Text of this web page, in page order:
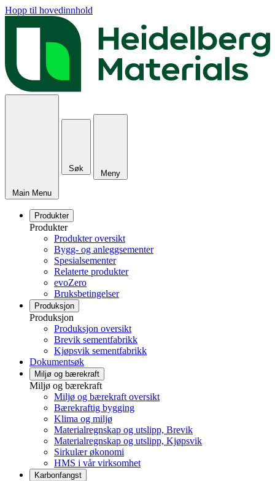
Hopp til hovedinnhold
Main Menu
Søk
Meny
Produkter
Produkter
Produkter oversikt
Bygg- og anleggsementer
Spesialsementer
Relaterte produkter
evoZero
Bruksbetingelser
Produksjon
Produksjon
Produksjon oversikt
Brevik sementfabrikk
Kjøpsvik sementfabrikk
Dokumentsøk
Miljø og bærekraft
Miljø og bærekraft
Miljø og bærekraft oversikt
Bærekraftig bygging
Klima og miljø
Materialregnskap og utslipp, Brevik
Materialregnskap og utslipp, Kjøpsvik
Sirkulær økonomi
HMS i vår virksomhet
Karbonfangst